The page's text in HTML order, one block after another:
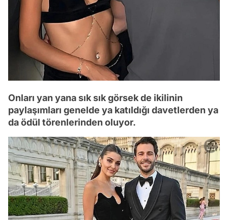
Onları yan yana sık sık görsek de ikilinin
paylaşımları genelde ya katıldığı davetlerden ya
da ödül törenlerinden oluyor.